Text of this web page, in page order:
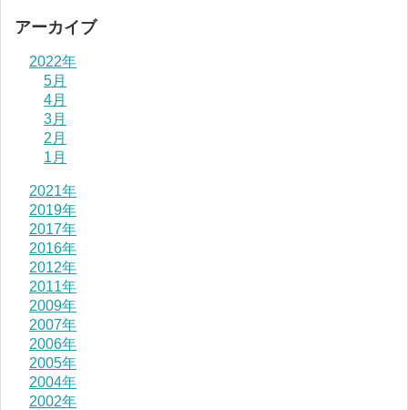
アーカイブ
2022年
5月
4月
3月
2月
1月
2021年
2019年
2017年
2016年
2012年
2011年
2009年
2007年
2006年
2005年
2004年
2002年